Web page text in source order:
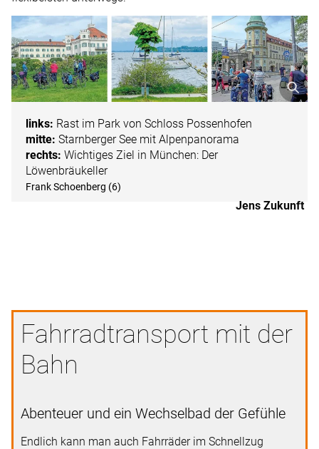
links: Rast im Park von Schloss Possenhofen
mitte: Starnberger See mit Alpenpanorama
rechts: Wichtiges Ziel in München: Der
Löwenbräukeller
Frank Schoenberg (6)
Jens Zukunft
Fahrradtransport mit der
Bahn
Abenteuer und ein Wechselbad der Gefühle
Endlich kann man auch Fahrräder im Schnellzug